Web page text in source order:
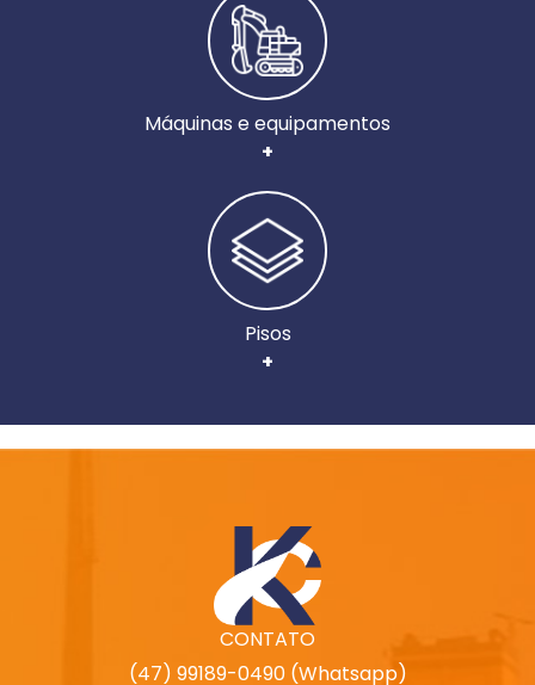
Máquinas e equipamentos
+
Pisos
+
CONTATO
(47) 99189-0490 (Whatsapp)